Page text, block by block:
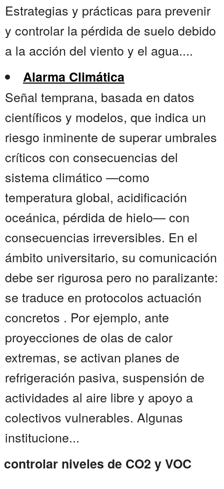
Estrategias y prácticas para prevenir
y controlar la pérdida de suelo debido
a la acción del viento y el agua....
Alarma Climática
Señal temprana, basada en datos
científicos y modelos, que indica un
riesgo inminente de superar umbrales
críticos con consecuencias del
sistema climático —como
temperatura global, acidificación
oceánica, pérdida de hielo— con
consecuencias irreversibles. En el
ámbito universitario, su comunicación
debe ser rigurosa pero no paralizante:
se traduce en protocolos actuación
concretos . Por ejemplo, ante
proyecciones de olas de calor
extremas, se activan planes de
refrigeración pasiva, suspensión de
actividades al aire libre y apoyo a
colectivos vulnerables. Algunas
institucione...
controlar niveles de CO2 y VOC